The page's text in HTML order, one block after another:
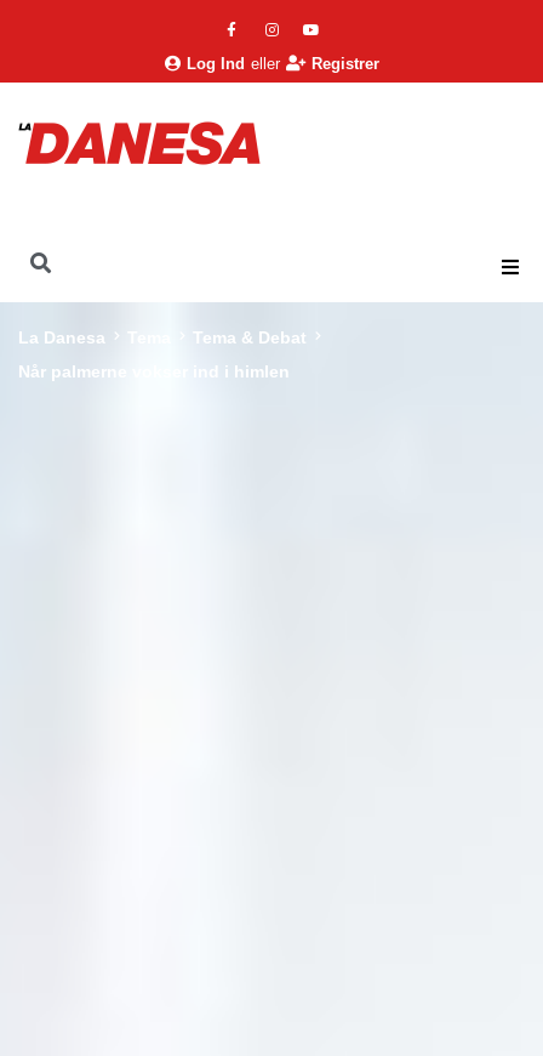
Log Ind eller Registrer
La Danesa
Tema & Debat
Når palmerne vokser ind i himlen